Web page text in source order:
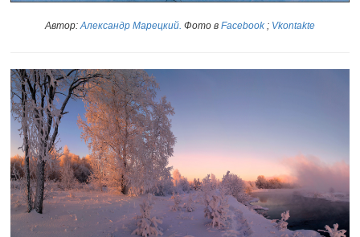
Автор:Александр Марецкий. Фото в Facebook; Vkontakte